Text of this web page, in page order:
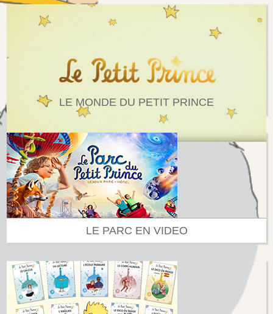
LE MONDE DU PETIT PRINCE
LE PARC EN VIDEO